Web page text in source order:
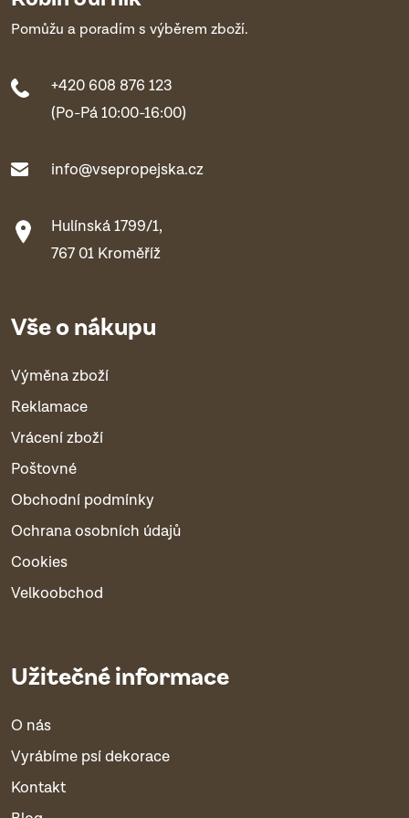
Pomůžu a poradím s výběrem zboží.
+420 608 876 123
(Po-Pá 10:00-16:00)
info@vsepropejska.cz
Hulínská 1799/1,
767 01 Kroměříž
Vše o nákupu
Výměna zboží
Reklamace
Vrácení zboží
Poštovné
Obchodní podmínky
Ochrana osobních údajů
Cookies
Velkoobchod
Užitečné informace
O nás
Vyrábíme psí dekorace
Kontakt